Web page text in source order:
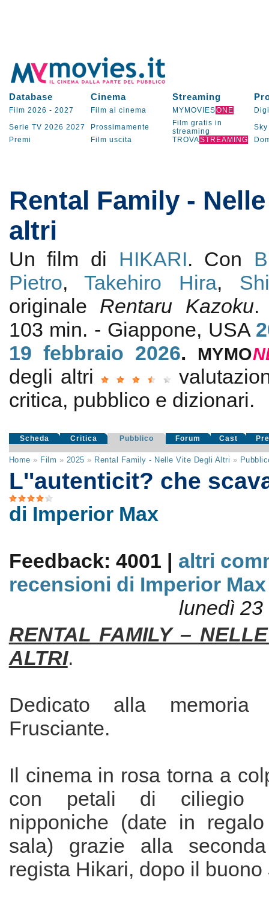
Database Cinema Streaming
Film 2026 - 2027 Film al cinema MYMOVIESONE
Serie TV 2026 2027 Prossimamente
Film gratis in
streaming
Sky
Premi
Film uscita TROVASTREAMING
Rental Family -
altri
Un film di HIKARI. Con
Pietro,Takehiro Hira,
originale Rentaru Kazoku
103 min. - Giappone, USA
19 febbraio 2026. MYMO
degli altri
critica, pubblico e dizionari.
Scheda Critica Pubblico Forum Cast
Home » Film » 2025 » Rental Family - Nelle Vite Degli Altri »
L''autenticit? che
di Imperior Max
Feedback: 4001 | altri
recensioni di Imperior Max
lunedì 23
RENTAL FAMILY –
ALTRI.
Dedicato alla memoria
Frusciante.
Il cinema in rosa torna a
con petali di ciliegio
nipponiche (date in
sala) grazie alla
regista Hikari, dopo il buono